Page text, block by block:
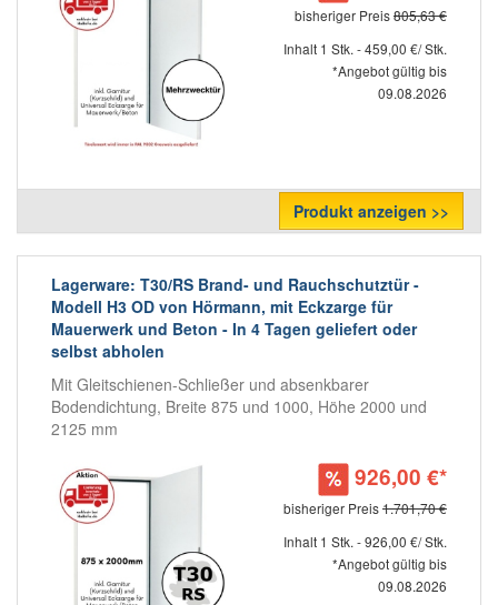
bisheriger Preis805,63 €
Inhalt 1 Stk. - 459,00 €/ Stk.
*Angebot gültig bis
09.08.2026
Produkt anzeigen >>
Lagerware: T30/RS Brand- und Rauchschutztür -
Modell H3 OD von Hörmann, mit Eckzarge für
Mauerwerk und Beton - In 4 Tagen geliefert oder
selbst abholen
Mit Gleitschienen-Schließer und absenkbarer
Bodendichtung, Breite 875 und 1000, Höhe 2000 und
2125 mm
926,00 €*
bisheriger Preis1.701,70 €
Inhalt 1 Stk. - 926,00 €/ Stk.
*Angebot gültig bis
09.08.2026